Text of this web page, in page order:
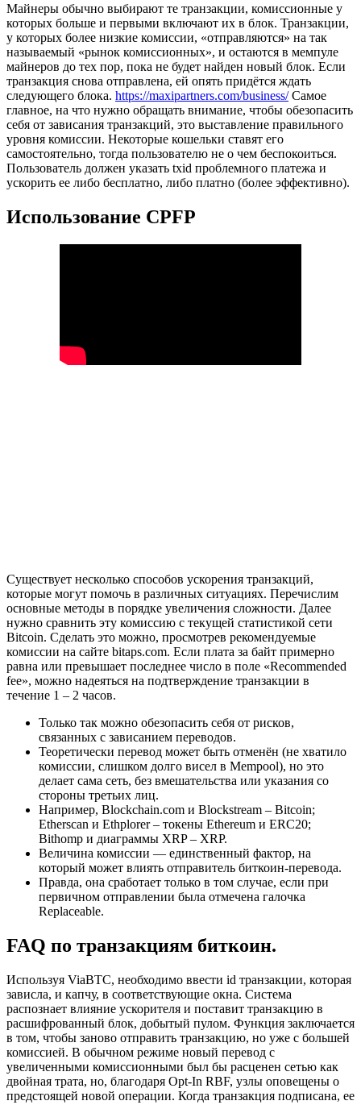
Майнеры обычно выбирают те транзакции, комиссионные у
которых больше и первыми включают их в блок. Транзакции,
у которых более низкие комиссии, «отправляются» на так
называемый «рынок комиссионных», и остаются в мемпуле
майнеров до тех пор, пока не будет найден новый блок. Если
транзакция снова отправлена, ей опять придётся ждать
следующего блока. https://maxipartners.com/business/Самое
главное, на что нужно обращать внимание, чтобы обезопасить
себя от зависания транзакций, это выставление правильного
уровня комиссии. Некоторые кошельки ставят его
самостоятельно, тогда пользователю не о чем беспокоиться.
Пользователь должен указать txid проблемного платежа и
ускорить ее либо бесплатно, либо платно (более эффективно).
Использование CPFP
Существует несколько способов ускорения транзакций,
которые могут помочь в различных ситуациях. Перечислим
основные методы в порядке увеличения сложности. Далее
нужно сравнить эту комиссию с текущей статистикой сети
Bitcoin. Сделать это можно, просмотрев рекомендуемые
комиссии на сайте bitaps.com. Если плата за байт примерно
равна или превышает последнее число в поле «Recommended
fee», можно надеяться на подтверждение транзакции в
течение 1 – 2 часов.
Только так можно обезопасить себя от рисков,
связанных с зависанием переводов.
Теоретически перевод может быть отменён (не хватило
комиссии, слишком долго висел в Mempool), но это
делает сама сеть, без вмешательства или указания со
стороны третьих лиц.
Например, Blockchain.com и Blockstream – Bitcoin;
Etherscan и Ethplorer – токены Ethereum и ERC20;
Bithomp и диаграммы XRP – XRP.
Величина комиссии — единственный фактор, на
который может влиять отправитель биткоин-перевода.
Правда, она сработает только в том случае, если при
первичном отправлении была отмечена галочка
Replaceable.
FAQ по транзакциям биткоин.
Используя ViaBTC, необходимо ввести id транзакции, которая
зависла, и капчу, в соответствующие окна. Система
распознает влияние ускорителя и поставит транзакцию в
расшифрованный блок, добытый пулом. Функция заключается
в том, чтобы заново отправить транзакцию, но уже с большей
комиссией. В обычном режиме новый перевод с
увеличенными комиссионными был бы расценен сетью как
двойная трата, но, благодаря Opt-In RBF, узлы оповещены о
предстоящей новой операции. Когда транзакция подписана, ее